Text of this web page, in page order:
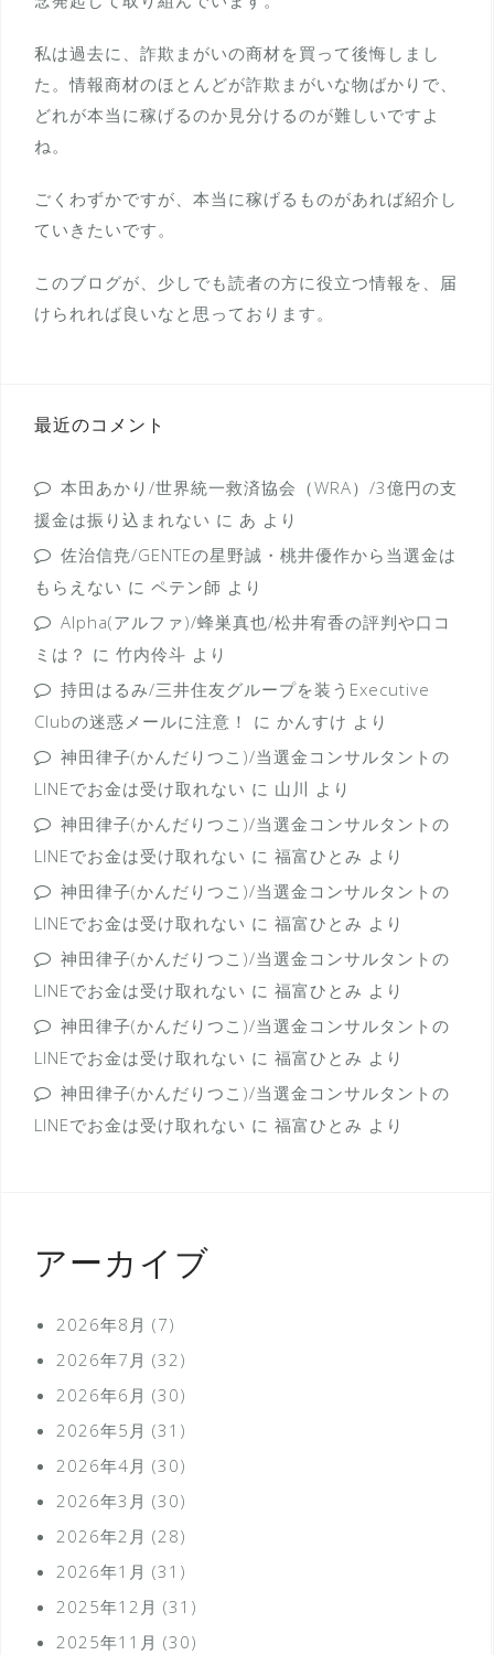
私は過去に、詐欺まがいの商材を買って後悔しまし
た。情報商材のほとんどが詐欺まがいな物ばかりで、
どれが本当に稼げるのか見分けるのが難しいですよ
ね。
ごくわずかですが、本当に稼げるものがあれば紹介し
ていきたいです。
このブログが、少しでも読者の方に役立つ情報を、届
けられれば良いなと思っております。
最近のコメント
本田あかり/世界統一救済協会（WRA）/3億円の支
援金は振り込まれない に あ より
佐治信尭/GENTEの星野誠・桃井優作から当選金は
もらえない に ペテン師 より
Alpha(アルファ)/蜂巣真也/松井宥香の評判や口コ
ミは？ に 竹内伶斗 より
持田はるみ/三井住友グループを装うExecutive
Clubの迷惑メールに注意！
に かんすけ より
神田律子(かんだりつこ)/当選金コンサルタントの
LINEでお金は受け取れない に 山川 より
神田律子(かんだりつこ)/当選金コンサルタントの
LINEでお金は受け取れない に 福富ひとみ より
神田律子(かんだりつこ)/当選金コンサルタントの
LINEでお金は受け取れない に 福富ひとみ より
神田律子(かんだりつこ)/当選金コンサルタントの
LINEでお金は受け取れない に 福富ひとみ より
神田律子(かんだりつこ)/当選金コンサルタントの
LINEでお金は受け取れない に 福富ひとみ より
神田律子(かんだりつこ)/当選金コンサルタントの
LINEでお金は受け取れない に 福富ひとみ より
アーカイブ
2026年8月 (7)
2026年7月 (32)
2026年6月 (30)
2026年5月 (31)
2026年4月 (30)
2026年3月 (30)
2026年2月 (28)
2026年1月 (31)
2025年12月 (31)
2025年11月 (30)